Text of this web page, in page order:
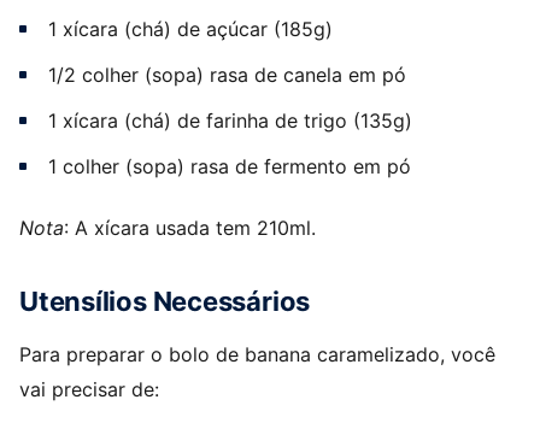
1 xícara (chá) de açúcar (185g)
1/2 colher (sopa) rasa de canela em pó
1 xícara (chá) de farinha de trigo (135g)
1 colher (sopa) rasa de fermento em pó
Nota: A xícara usada tem 210ml.
Utensílios Necessários
Para preparar o bolo de banana caramelizado, você
vai precisar de: